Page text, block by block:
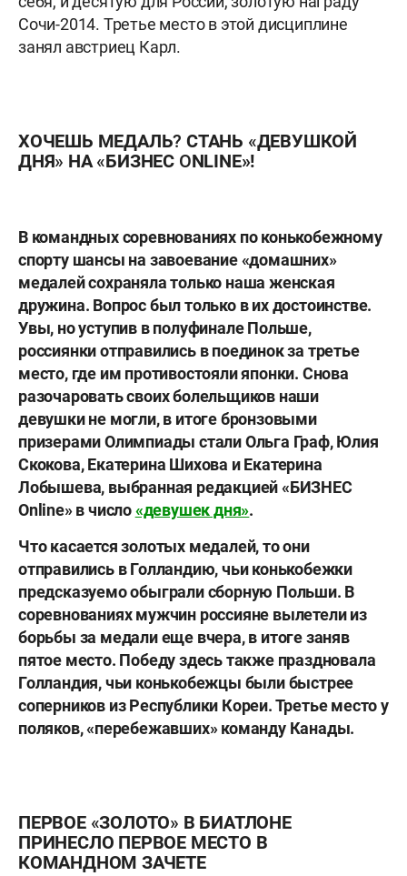
Сочи-2014. Третье место в этой дисциплине
занял австриец Карл.
ХОЧЕШЬ МЕДАЛЬ? СТАНЬ «ДЕВУШКОЙ
ДНЯ» НА «БИЗНЕС ONLINE»!
В командных соревнованиях по конькобежному
спорту шансы на завоевание «домашних»
медалей сохраняла только наша женская
дружина. Вопрос был только в их достоинстве.
Увы, но уступив в полуфинале Польше,
россиянки отправились в поединок за третье
место, где им противостояли японки. Снова
разочаровать своих болельщиков наши
девушки не могли, в итоге бронзовыми
призерами Олимпиады сталиОльга Граф, Юлия
Скокова, Екатерина Шихова и Екатерина
Лобышева, выбранная редакцией «БИЗНЕС
Online» в число«девушек дня».
Что касается золотых медалей, то они
отправились в Голландию, чьи конькобежки
предсказуемо обыграли сборную Польши. В
соревнованиях мужчин россияне вылетели из
борьбы за медали еще вчера, в итоге заняв
пятое место. Победу здесь также праздновала
Голландия, чьи конькобежцы были быстрее
соперников из Республики Кореи. Третье место у
поляков, «перебежавших» команду Канады.
ПЕРВОЕ «ЗОЛОТО» В БИАТЛОНЕ
ПРИНЕСЛО ПЕРВОЕ МЕСТО В
КОМАНДНОМ ЗАЧЕТЕ